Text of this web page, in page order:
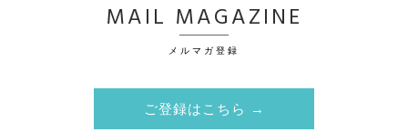
MAIL MAGAZINE
メルマガ登録
ご登録はこちら →